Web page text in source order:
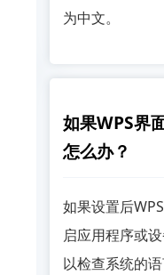
为中文。
如果WPS界
怎么办？
如果设置后
启应用程序或
以检查系统的